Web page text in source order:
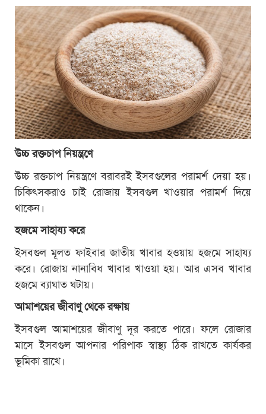
উচ্চ রক্তচাপ নিয়ন্ত্রণে
উচ্চ রক্তচাপ নিয়ন্ত্রণে বরাবরই ইসবগুলের পরামর্শ দেয়া হয়।
চিকিৎসকরাও চাই রোজায় ইসবগুল খাওয়ার পরামর্শ দিয়ে
থাকেন।
হজমে সাহায্য করে
ইসবগুল মূলত ফাইবার জাতীয় খাবার হওয়ায় হজমে সাহায্য
করে। রোজায় নানাবিধ খাবার খাওয়া হয়। আর এসব খাবার
হজমে ব্যাঘাত ঘটায়।
আমাশয়ের জীবাণু থেকে রক্ষায়
ইসবগুল আমাশয়ের জীবাণু দূর করতে পারে। ফলে রোজার
মাসে ইসবগুল আপনার পরিপাক স্বাস্থ্য ঠিক রাখতে কার্যকর
ভূমিকা রাখে।